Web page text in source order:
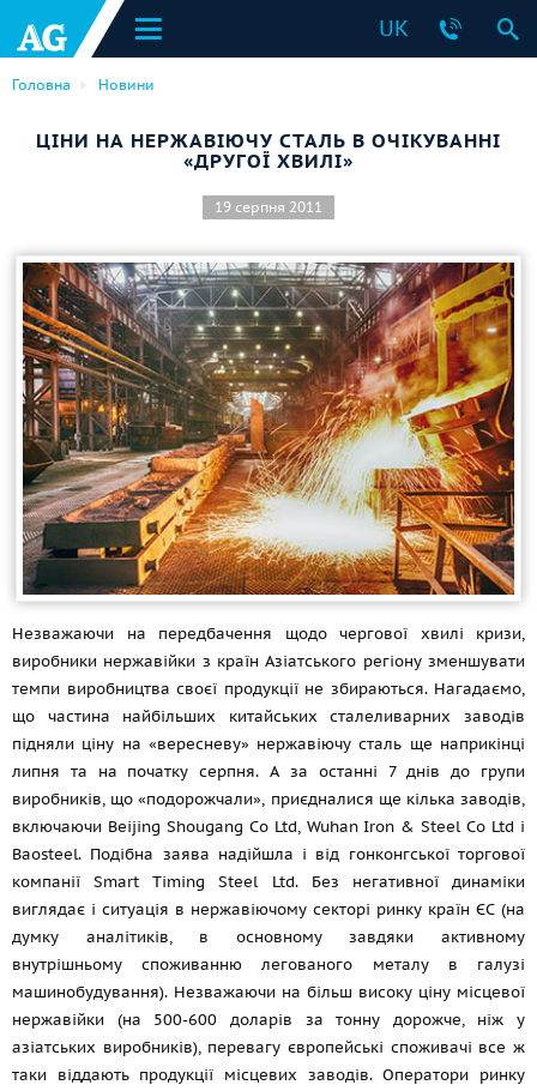
UK
Головна Новини
ЦІНИ НА НЕРЖАВІЮЧУ СТАЛЬ В ОЧІКУВАННІ
«ДРУГОЇ ХВИЛІ»
19 серпня 2011
Незважаючи на передбачення щодо чергової хвилі кризи,
виробники нержавійки з країн Азіатського регіону зменшувати
темпи виробництва своєї продукції не збираються. Нагадаємо,
що частина найбільших китайських сталеливарних заводів
підняли ціну на «вересневу» нержавіючу сталь ще наприкінці
липня та на початку серпня. А за останні 7 днів до групи
виробників, що «подорожчали», приєдналися ще кілька заводів,
включаючи Beijing Shougang Co Ltd, Wuhan Iron & Steel Co Ltd і
Baosteel. Подібна заява надійшла і від гонконгської торгової
компанії Smart Timing Steel Ltd. Без негативної динаміки
виглядає і ситуація в нержавіючому секторі ринку країн ЄС (на
думку аналітиків, в основному завдяки активному
внутрішньому споживанню легованого металу в галузі
машинобудування). Незважаючи на більш високу ціну місцевої
нержавійки (на 500-600 доларів за тонну дорожче, ніж у
азіатських виробників), перевагу європейські споживачі все ж
таки віддають продукції місцевих заводів. Оператори ринку